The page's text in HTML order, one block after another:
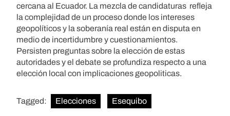
cercana al Ecuador. La mezcla de candidaturas refleja
la complejidad de un proceso donde los intereses
geopolíticos y la soberanía real están en disputa en
medio de incertidumbre y cuestionamientos.
Persisten preguntas sobre la elección de estas
autoridades y el debate se profundiza respecto a una
elección local con implicaciones geopoliticas.
Tagged: Elecciones Esequibo